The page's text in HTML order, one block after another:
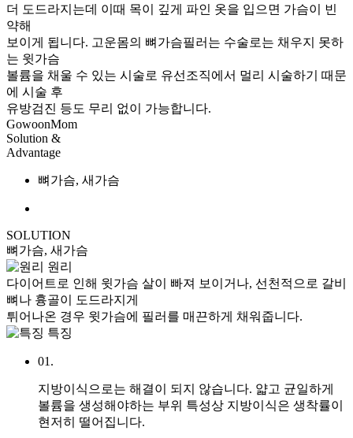
더 도드라지는데 이때 목이 깊게 파인 옷을 입으면 가슴이 빈
약해
보이게 됩니다. 고운몸의 뼈가슴필러는 수술로는 채우지 못하
는 윗가슴
볼륨을 채울 수 있는 시술로 유선조직에서 멀리 시술하기 때문
에 시술 후
유방검진 등도 무리 없이 가능합니다.
GowoonMom
Solution &
Advantage
뼈가슴, 새가슴
SOLUTION
뼈가슴, 새가슴
원리
다이어트로 인해 윗가슴 살이 빠져 보이거나, 선천적으로 갈비
뼈나 흉골이 도드라지게
튀어나온 경우 윗가슴에 필러를 매끈하게 채워줍니다.
특징
01.
지방이식으로는 해결이 되지 않습니다. 얇고 균일하게
볼륨을 생성해야하는 부위 특성상 지방이식은 생착률이
현저히 떨어집니다.